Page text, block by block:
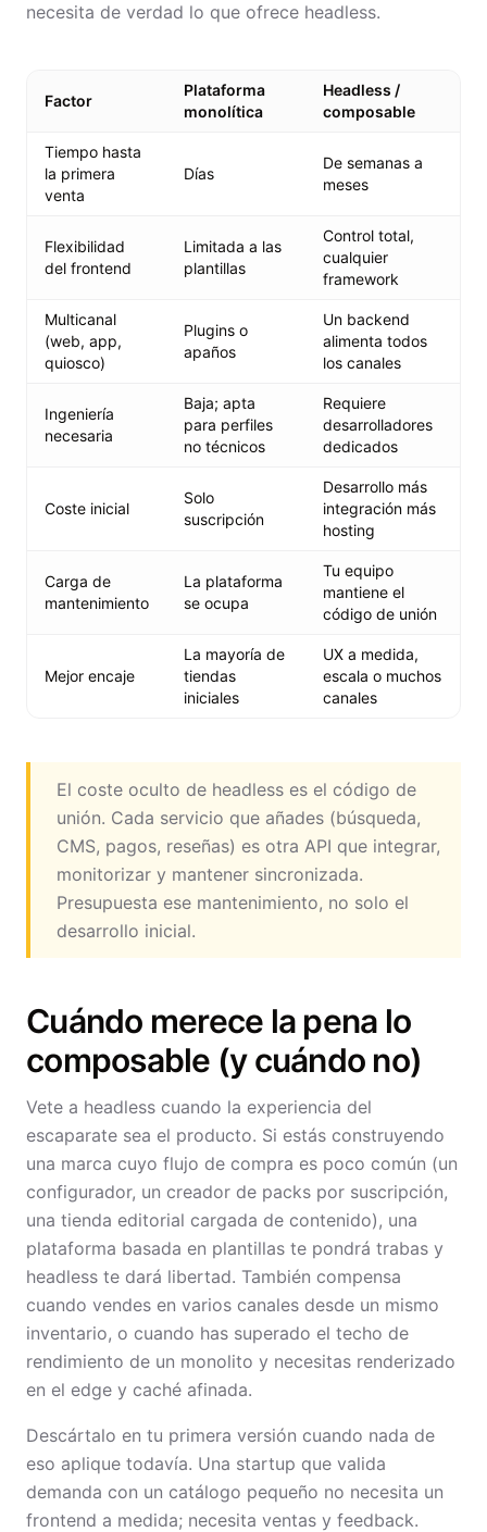
necesita de verdad lo que ofrece headless.
Factor
Plataforma
monolítica
Headless /
composable
Tiempo hasta
la primera
venta
Días
De semanas a
meses
Flexibilidad
del frontend
Limitada a las
plantillas
Control total,
cualquier
framework
Multicanal
(web, app,
quiosco)
Plugins o
apaños
Un backend
alimenta todos
los canales
Ingeniería
necesaria
Baja; apta
para perfiles
no técnicos
Requiere
desarrolladores
dedicados
Coste inicial
Solo
suscripción
Desarrollo más
integración más
hosting
Carga de
mantenimiento
La plataforma
se ocupa
Tu equipo
mantiene el
código de unión
Mejor encaje
La mayoría de
tiendas
iniciales
UX a medida,
escala o muchos
canales
El coste oculto de headless es el código de
unión. Cada servicio que añades (búsqueda,
CMS, pagos, reseñas) es otra API que integrar,
monitorizar y mantener sincronizada.
Presupuesta ese mantenimiento, no solo el
desarrollo inicial.
Cuándo merece la pena lo
composable (y cuándo no)
Vete a headless cuando la experiencia del
escaparate sea el producto. Si estás construyendo
una marca cuyo flujo de compra es poco común (un
configurador, un creador de packs por suscripción,
una tienda editorial cargada de contenido), una
plataforma basada en plantillas te pondrá trabas y
headless te dará libertad. También compensa
cuando vendes en varios canales desde un mismo
inventario, o cuando has superado el techo de
rendimiento de un monolito y necesitas renderizado
en el edge y caché afinada.
Descártalo en tu primera versión cuando nada de
eso aplique todavía. Una startup que valida
demanda con un catálogo pequeño no necesita un
frontend a medida; necesita ventas y feedback.